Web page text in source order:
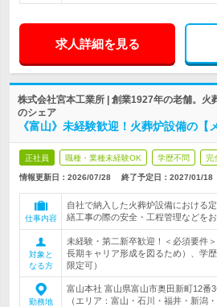
求人詳細を見る
株式会社宮本工業所 | 創業1927年の老舗。火
のシェア
《富山》未経験歓迎！火葬炉設備の【
正社員 職種・業種未経験OK 学歴不問 完
情報更新日：2026/07/28 終了予定日： 2027/01/18
仕事内容
自社で納入した火葬炉設備における
繕工事の際の安全・工程管理などをお
対象と
なる方
未経験・第二新卒歓迎！＜必須要件
長期キャリア形成を図るため）、学
限定可）
勤務地
富山本社 富山県富山市奥田新町12番
（エリア：富山・石川・福井・新潟